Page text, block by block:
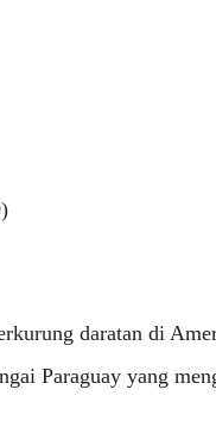
daratan di
Paraguay yang